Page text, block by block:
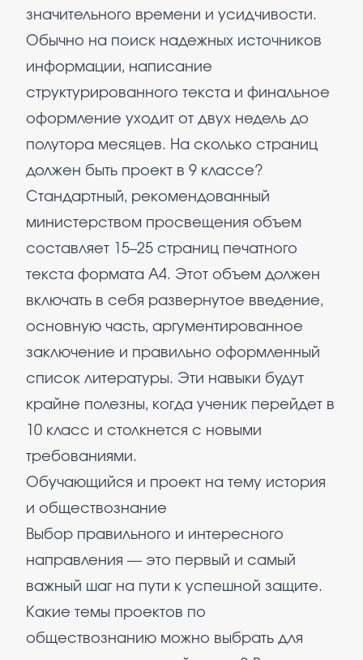
значительного времени и усидчивости.
Обычно на поиск надежных источников
информации, написание
структурированного текста и финальное
оформление уходит от двух недель до
полутора месяцев. На сколько страниц
должен быть проект в 9 классе?
Стандартный, рекомендованный
министерством просвещения объем
составляет 15–25 страниц печатного
текста формата А4. Этот объем должен
включать в себя развернутое введение,
основную часть, аргументированное
заключение и правильно оформленный
список литературы. Эти навыки будут
крайне полезны, когда ученик перейдет в
10 класс и столкнется с новыми
требованиями.
Обучающийся и проект на тему история
и обществознание
Выбор правильного и интересного
направления — это первый и самый
важный шаг на пути к успешной защите.
Какие темы проектов по
обществознанию можно выбрать для